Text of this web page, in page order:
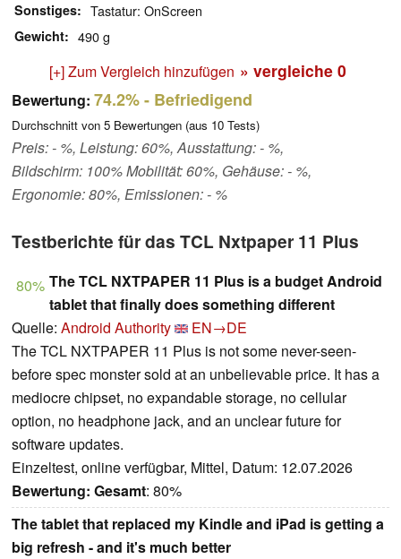
Sonstiges Tastatur: OnScreen
Gewicht 490 g
[+] Zum Vergleich hinzufügen » vergleiche 0
Bewertung: 74.2%- Befriedigend
Durchschnitt von 5 Bewertungen (aus 10 Tests)
Preis: - %, Leistung: 60%, Ausstattung: - %,
Bildschirm: 100% Mobilität: 60%, Gehäuse: - %,
Ergonomie: 80%, Emissionen: - %
Testberichte für das TCL Nxtpaper 11 Plus
80% The TCL NXTPAPER 11 Plus is a budget Android
tablet that finally does something different
Quelle: Android Authority
EN→DE
The TCL NXTPAPER 11 Plus is not some never-seen-
before spec monster sold at an unbelievable price. It has a
mediocre chipset, no expandable storage, no cellular
option, no headphone jack, and an unclear future for
software updates.
Einzeltest, online verfügbar, Mittel, Datum: 12.07.2026
Bewertung: Gesamt: 80%
The tablet that replaced my Kindle and iPad is getting a
big refresh - and it's much better